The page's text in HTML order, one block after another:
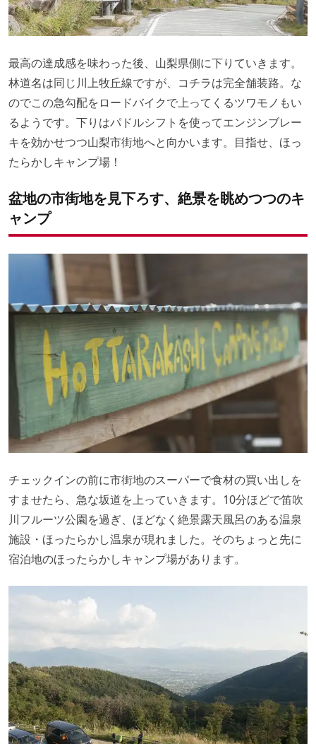
最高の達成感を味わった後、山梨県側に下りていきます。
林道名は同じ川上牧丘線ですが、コチラは完全舗装路。な
のでこの急勾配をロードバイクで上ってくるツワモノもい
るようです。下りはパドルシフトを使ってエンジンブレー
キを効かせつつ山梨市街地へと向かいます。目指せ、ほっ
たらかしキャンプ場！
盆地の市街地を見下ろす、絶景を眺めつつのキ
ャンプ
チェックインの前に市街地のスーパーで食材の買い出しを
すませたら、急な坂道を上っていきます。10分ほどで笛吹
川フルーツ公園を過ぎ、ほどなく絶景露天風呂のある温泉
施設・ほったらかし温泉が現れました。そのちょっと先に
宿泊地のほったらかしキャンプ場があります。